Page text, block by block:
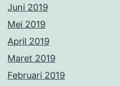
Juni 2019
Mei 2019
April 2019
Maret 2019
Februari 2019